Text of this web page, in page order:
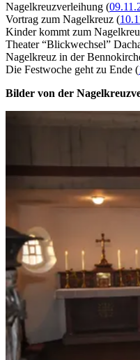
Nagelkreuzverleihung (
Vortrag zum Nagelkreuz (
Kinder kommt zum
Theater “Blickwechsel”
Nagelkreuz in der
Die Festwoche geht zu Ende (
Bilder von der